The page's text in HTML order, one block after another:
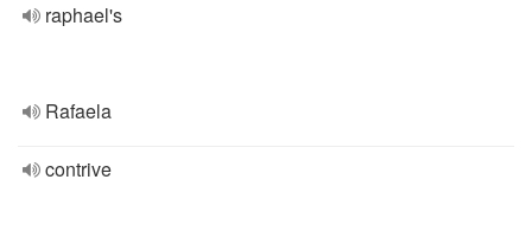
raphael's
Rafaela
contrive